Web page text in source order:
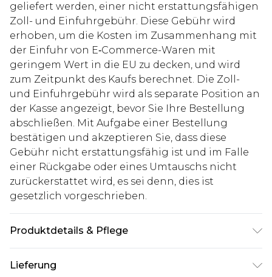
geliefert werden, einer nicht erstattungsfähigen
Zoll- und Einfuhrgebühr. Diese Gebühr wird
erhoben, um die Kosten im Zusammenhang mit
der Einfuhr von E‑Commerce-Waren mit
geringem Wert in die EU zu decken, und wird
zum Zeitpunkt des Kaufs berechnet. Die Zoll-
und Einfuhrgebühr wird als separate Position an
der Kasse angezeigt, bevor Sie Ihre Bestellung
abschließen. Mit Aufgabe einer Bestellung
bestätigen und akzeptieren Sie, dass diese
Gebühr nicht erstattungsfähig ist und im Falle
einer Rückgabe oder eines Umtauschs nicht
zurückerstattet wird, es sei denn, dies ist
gesetzlich vorgeschrieben.
Produktdetails & Pflege
UK-Größe M/32
Lieferung